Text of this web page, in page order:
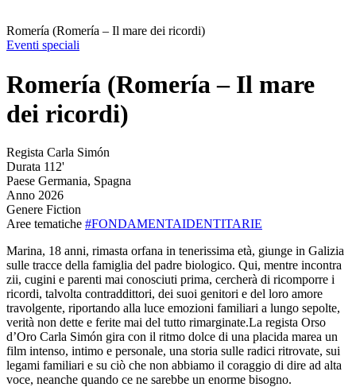
Romería (Romería – Il mare dei ricordi)
Eventi speciali
Romería (Romería – Il mare
dei ricordi)
Regista Carla Simón
Durata 112'
Paese Germania, Spagna
Anno 2026
Genere Fiction
Aree tematiche #FONDAMENTAIDENTITARIE
Marina, 18 anni, rimasta orfana in tenerissima età, giunge in Galizia
sulle tracce della famiglia del padre biologico. Qui, mentre incontra
zii, cugini e parenti mai conosciuti prima, cercherà di ricomporre i
ricordi, talvolta contraddittori, dei suoi genitori e del loro amore
travolgente, riportando alla luce emozioni familiari a lungo sepolte,
verità non dette e ferite mai del tutto rimarginate.La regista Orso
d’Oro Carla Simón gira con il ritmo dolce di una placida marea un
film intenso, intimo e personale, una storia sulle radici ritrovate, sui
legami familiari e su ciò che non abbiamo il coraggio di dire ad alta
voce, neanche quando ce ne sarebbe un enorme bisogno.